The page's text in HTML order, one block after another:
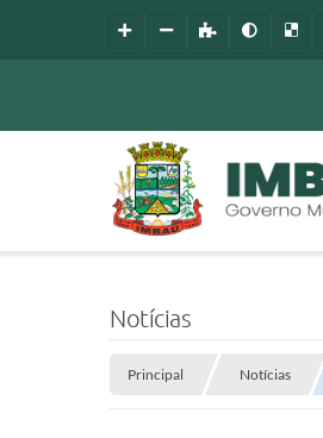
Notícias
Principal Notícias